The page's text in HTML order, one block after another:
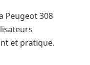
Peugeot 308
et pratique.